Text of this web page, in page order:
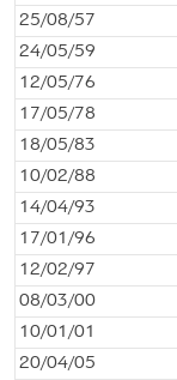
25/08/57
24/05/59
12/05/76
17/05/78
18/05/83
10/02/88
14/04/93
17/01/96
12/02/97
08/03/00
10/01/01
20/04/05